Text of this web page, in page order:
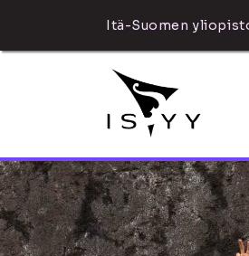
Itä-Suomen